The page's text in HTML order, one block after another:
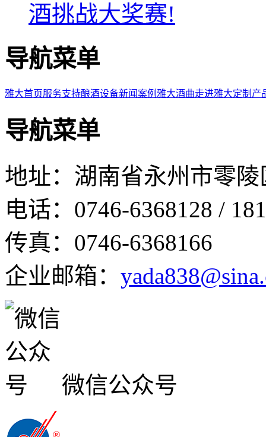
酒挑战大奖赛!
导航菜单
雅大首页服务支持酿酒设备新闻案例 雅大酒曲走进雅大定制产
导航菜单
地址：湖南省永州市零
电话：0746-6368128 /
传真：0746-6368166
企业邮箱：
微信公众号